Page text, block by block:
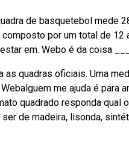
de basquetebol mede
por um total de 12
em. Webo é da coisa
quadras oficiais. Uma
me ajuda é para
quadrado responda qual
de madeira, lisonda,